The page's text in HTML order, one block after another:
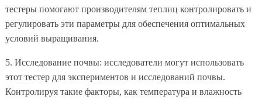
тестеры помогают производителям теплиц контролировать и
регулировать эти параметры для обеспечения оптимальных
условий выращивания.
5. Исследование почвы: исследователи могут использовать
этот тестер для экспериментов и исследований почвы.
Контролируя такие факторы, как температура и влажность